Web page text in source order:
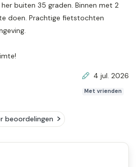
buiten 35 graden. Binnen met 2
doen. Prachtige fietstochten
4 jul. 2026
Met vrienden
beoordelingen